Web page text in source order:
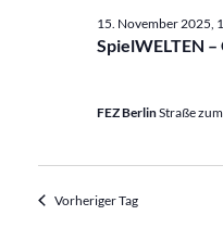
SpielWELTEN
15. November 2025,
FEZ BerlinStraße
Vorheriger Tag